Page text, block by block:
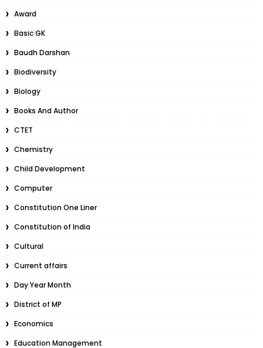
Award
Basic GK
Baudh Darshan
Biodiversity
Biology
Books And Author
CTET
Chemistry
Child Development
Computer
Constitution One Liner
Constitution of India
Cultural
Current affairs
Day Year Month
District of MP
Economics
Education Management